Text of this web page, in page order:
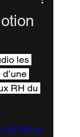
les
RH du